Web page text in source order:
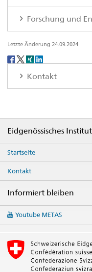
Forschung und
Letzte Änderung 24.09.2024
Social
Kontakt
Eidgenössisches
Startseite
Kontakt
Informiert bleiben
media
Youtube METAS